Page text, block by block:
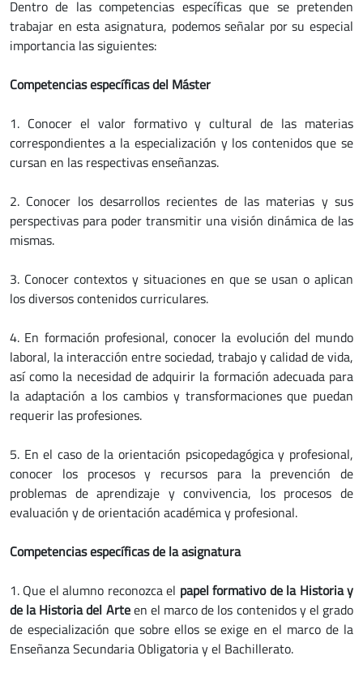
Dentro de las competencias específicas que se pretenden
trabajar en esta asignatura, podemos señalar por su especial
importancia las siguientes:
Competencias específicas del Máster
1. Conocer el valor formativo y cultural de las materias
correspondientes a la especialización y los contenidos que se
cursan en las respectivas enseñanzas.
2. Conocer los desarrollos recientes de las materias y sus
perspectivas para poder transmitir una visión dinámica de las
mismas.
3. Conocer contextos y situaciones en que se usan o aplican
los diversos contenidos curriculares.
4. En formación profesional, conocer la evolución del mundo
laboral, la interacción entre sociedad, trabajo y calidad de vida,
así como la necesidad de adquirir la formación adecuada para
la adaptación a los cambios y transformaciones que puedan
requerir las profesiones.
5. En el caso de la orientación psicopedagógica y profesional,
conocer los procesos y recursos para la prevención de
problemas de aprendizaje y convivencia, los procesos de
evaluación y de orientación académica y profesional.
Competencias específicas de la asignatura
1. Que el alumno reconozca el papel formativo de la Historia y
de la Historia del Arteen el marco de los contenidos y el grado
de especialización que sobre ellos se exige en el marco de la
Enseñanza Secundaria Obligatoria y el Bachillerato.